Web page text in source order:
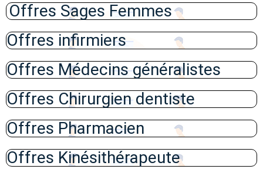
Offres Sages Femmes
Offres infirmiers
Offres Médecins généralistes
Offres Chirurgien dentiste
Offres Pharmacien
Offres Kinésithérapeute